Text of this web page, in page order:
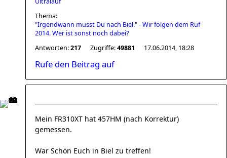
Thema:
"Irgendwann musst Du nach Biel." - Wir folgen dem Ruf
2014. Wer ist sonst noch dabei?
Antworten:217 Zugriffe:49881 17.06.2014, 18:28
Rufe den Beitrag auf
Mein FR310XT hat 457HM (nach Korrektur)
gemessen.
War Schön Euch in Biel zu treffen!